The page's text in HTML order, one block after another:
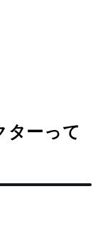
ターって